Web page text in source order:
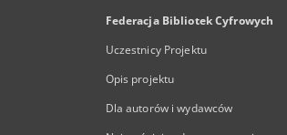
Federacja Bibliotek Cyfrowych
Uczestnicy Projektu
Opis projektu
Dla autorów i wydawców